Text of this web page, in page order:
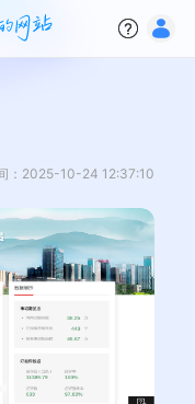
：2025-10-24 12:37:10